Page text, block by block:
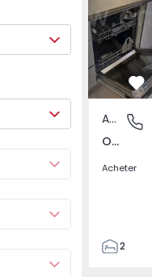
Appartement
Odivelas, Lisboa
Acheter
2